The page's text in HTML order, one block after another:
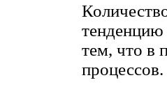
тенденцию
тем, что в
процессов.